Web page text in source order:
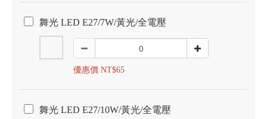
舞光 LED E27/7W/黃光/全電壓
優惠價 NT$65
舞光 LED E27/10W/黃光/全電壓